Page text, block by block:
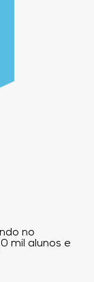
no
mil alunos e